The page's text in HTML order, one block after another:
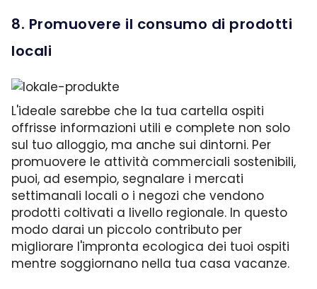
8. Promuovere il consumo di prodotti
locali
L'ideale sarebbe che la tua cartella ospiti
offrisse informazioni utili e complete non solo
sul tuo alloggio, ma anche sui dintorni. Per
promuovere le attività commerciali sostenibili,
puoi, ad esempio, segnalare i mercati
settimanali locali o i negozi che vendono
prodotti coltivati a livello regionale. In questo
modo darai un piccolo contributo per
migliorare l'impronta ecologica dei tuoi ospiti
mentre soggiornano nella tua casa vacanze.